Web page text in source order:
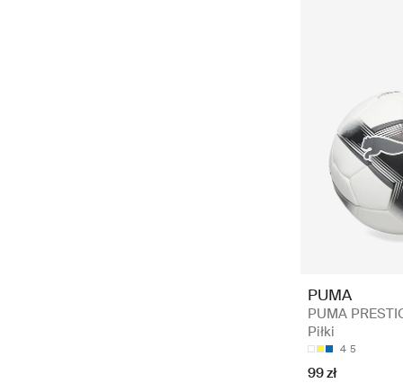
PUMA
PUMA
Piłki
4 5
99 zł